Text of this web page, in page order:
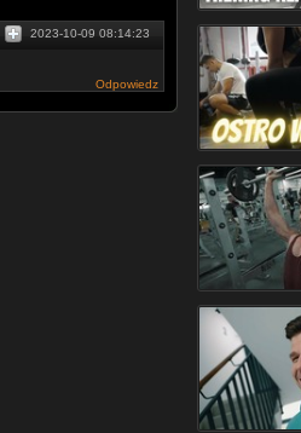
2023-10-09 08:14:23
Odpowiedz